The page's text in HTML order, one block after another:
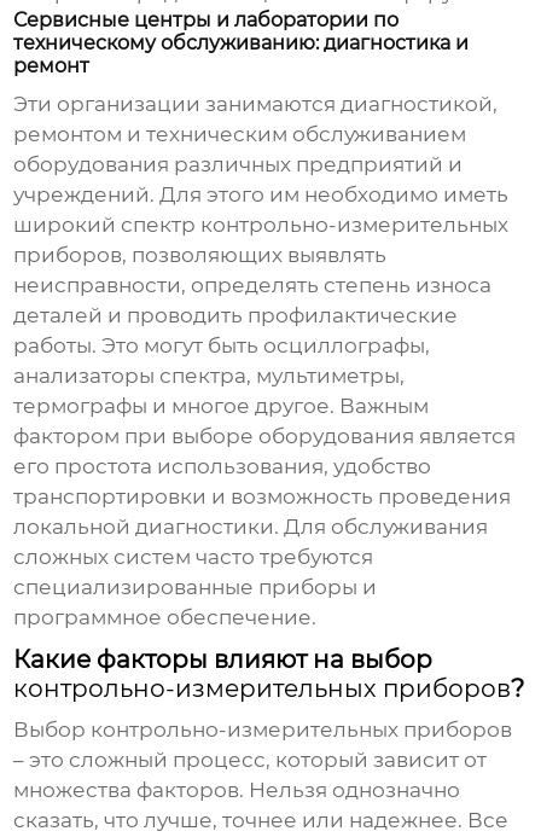
Сервисные центры и лаборатории по
техническому обслуживанию: диагностика и
ремонт
Эти организации занимаются диагностикой,
ремонтом и техническим обслуживанием
оборудования различных предприятий и
учреждений. Для этого им необходимо иметь
широкий спектр контрольно-измерительных
приборов, позволяющих выявлять
неисправности, определять степень износа
деталей и проводить профилактические
работы. Это могут быть осциллографы,
анализаторы спектра, мультиметры,
термографы и многое другое. Важным
фактором при выборе оборудования является
его простота использования, удобство
транспортировки и возможность проведения
локальной диагностики. Для обслуживания
сложных систем часто требуются
специализированные приборы и
программное обеспечение.
Какие факторы влияют на выбор
контрольно-измерительных приборов?
Выбор контрольно-измерительных приборов
– это сложный процесс, который зависит от
множества факторов. Нельзя однозначно
сказать, что лучше, точнее или надежнее. Все